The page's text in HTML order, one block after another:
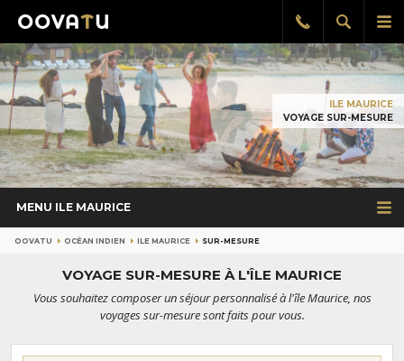
le
Afficher
la
Rappel
gratuit
ILE MAURICE
VOYAGE SUR-MESURE
MENU ILE MAURICE
OOVATU OCÉAN INDIEN ILE MAURICE SUR-MESURE
VOYAGE SUR-MESURE À L'ÎLE MAURICE
Vous souhaitez composer un séjour personnalisé à l'île Maurice, nos
voyages sur-mesure sont faits pour vous.